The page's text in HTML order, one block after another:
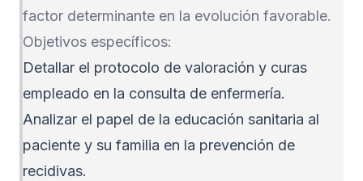
factor determinante en la evolución favorable.
Objetivos específicos:
Detallar el protocolo de valoración y curas
empleado en la consulta de enfermería.
Analizar el papel de la educación sanitaria al
paciente y su familia en la prevención de
recidivas.